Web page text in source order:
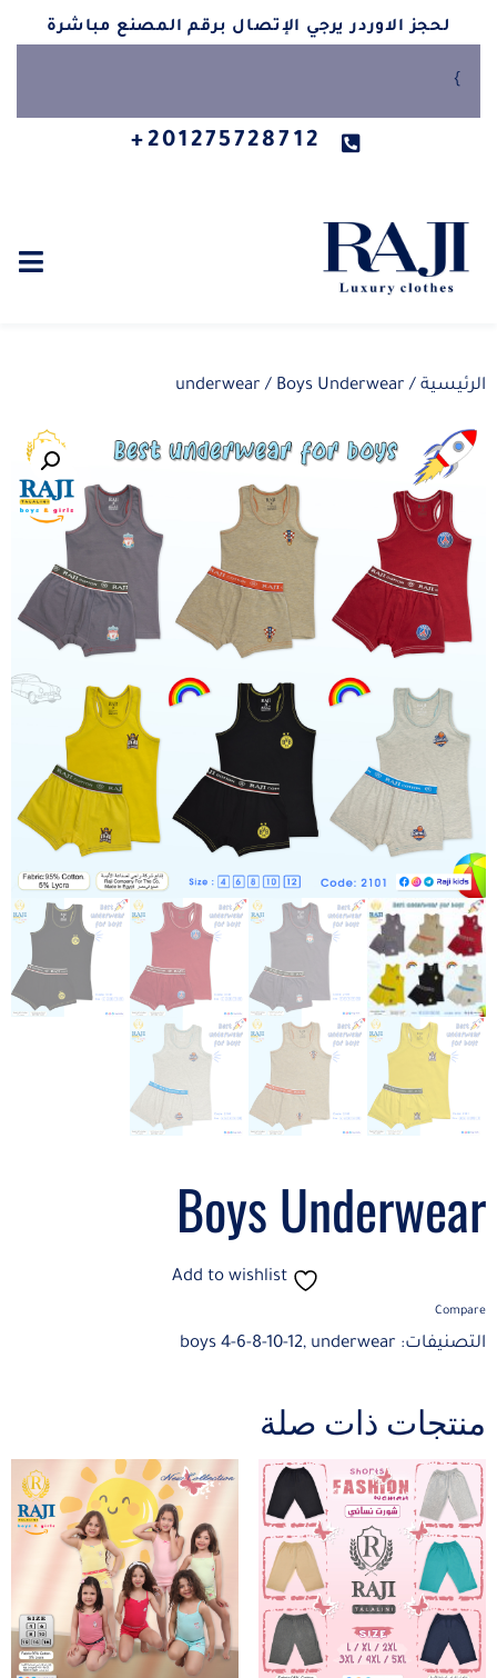
لحجز الاوردر يرجي الإتصال برقم المصنع مباشرة
}
201275728712+
الرئيسية /
underwear / Boys Underwear
Boys Underwear
Add to wishlist
Compare
التصنيفات: boys 4-6-8-10-12, underwear
منتجات ذات صلة